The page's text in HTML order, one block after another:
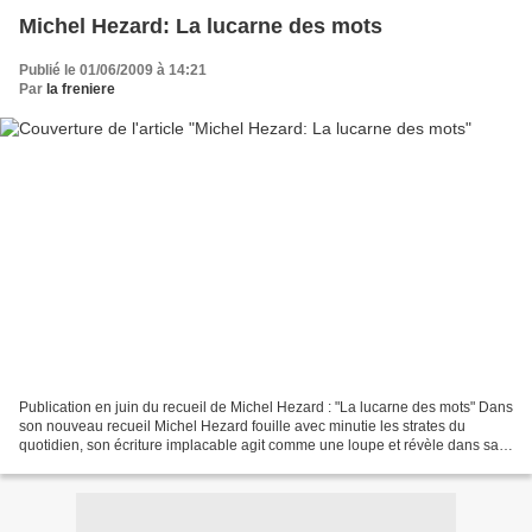
Michel Hezard: La lucarne des mots
Publié le 01/06/2009 à 14:21
Par la freniere
Publication en juin du recueil de Michel Hezard : "La lucarne des mots" Dans
son nouveau recueil Michel Hezard fouille avec minutie les strates du
quotidien, son écriture implacable agit comme une loupe et révèle dans sa